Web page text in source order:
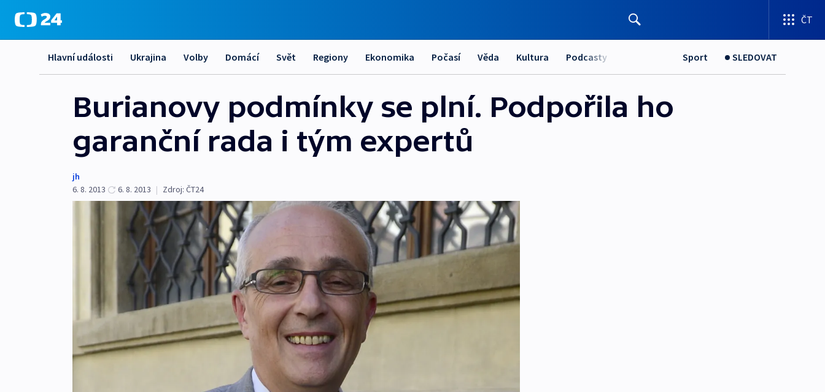
ČT
Hlavní události Ukrajina Volby Domácí Svět Regiony Ekonomika Počasí Věda Kultura Podcasty Sport SLEDOVAT
Burianovy podmínky se plní. Podpořila ho
garanční rada i tým expertů
jh
6. 8. 2013
6. 8. 2013 | Zdroj: ČT24